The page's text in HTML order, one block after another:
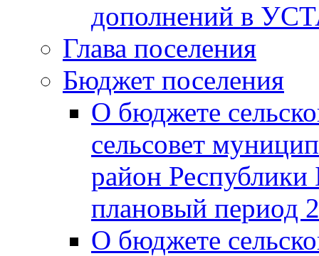
дополнений в
Глава поселения
Бюджет поселения
О бюджете
сельсовет
район Республики
плановый период
О бюджете